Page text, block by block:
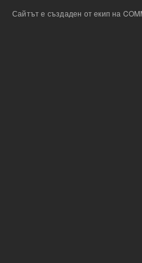
Сайтът е създаден от екип на